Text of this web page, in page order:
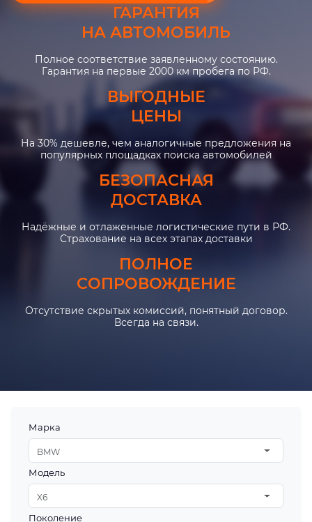
ГАРАНТИЯ
НА АВТОМОБИЛЬ
Полное соответствие заявленному состоянию.
Гарантия на первые 2000 км пробега по РФ.
ВЫГОДНЫЕ
ЦЕНЫ
На 30% дешевле, чем аналогичные предложения на
популярных площадках поиска автомобилей
БЕЗОПАСНАЯ
ДОСТАВКА
Надёжные и отлаженные логистические пути в РФ.
Страхование на всех этапах доставки
ПОЛНОЕ
СОПРОВОЖДЕНИЕ
Отсутствие скрытых комиссий, понятный договор.
Всегда на связи.
Марка
BMW
Модель
X6
Поколение